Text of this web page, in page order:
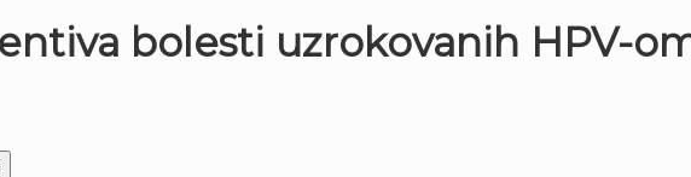
bolesti uzrokovanih HPV-